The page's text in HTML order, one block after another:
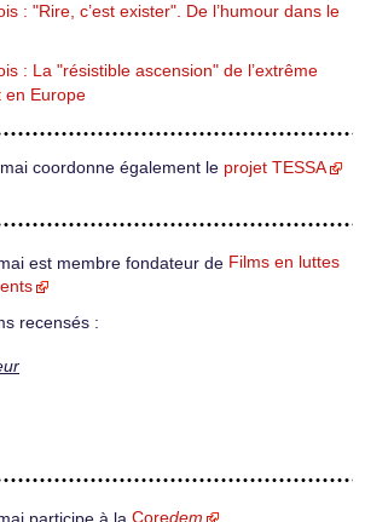
: "Rire, c’est exister". De l’humour dans le
: La "résistible ascension" de l’extrême
en Europe
coordonne également le projet TESSA
est membre fondateur de Films en luttes
recensés :
participe à la Coredem